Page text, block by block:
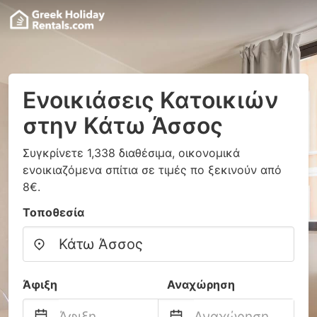
Ενοικιάσεις Κατοικιών
στην Κάτω Άσσος
Συγκρίνετε 1,338 διαθέσιμα, οικονομικά
ενοικιαζόμενα σπίτια σε τιμές πο ξεκινούν από
8€.
Τοποθεσία
Άφιξη Αναχώρηση